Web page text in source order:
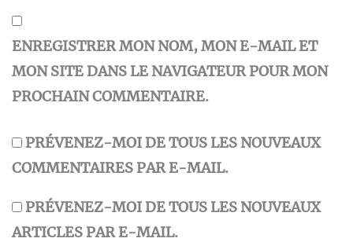
ENREGISTRER MON NOM, MON E-MAIL ET
MON SITE DANS LE NAVIGATEUR POUR MON
PROCHAIN COMMENTAIRE.
PRÉVENEZ-MOI DE TOUS LES NOUVEAUX
COMMENTAIRES PAR E-MAIL.
PRÉVENEZ-MOI DE TOUS LES NOUVEAUX
ARTICLES PAR E-MAIL.